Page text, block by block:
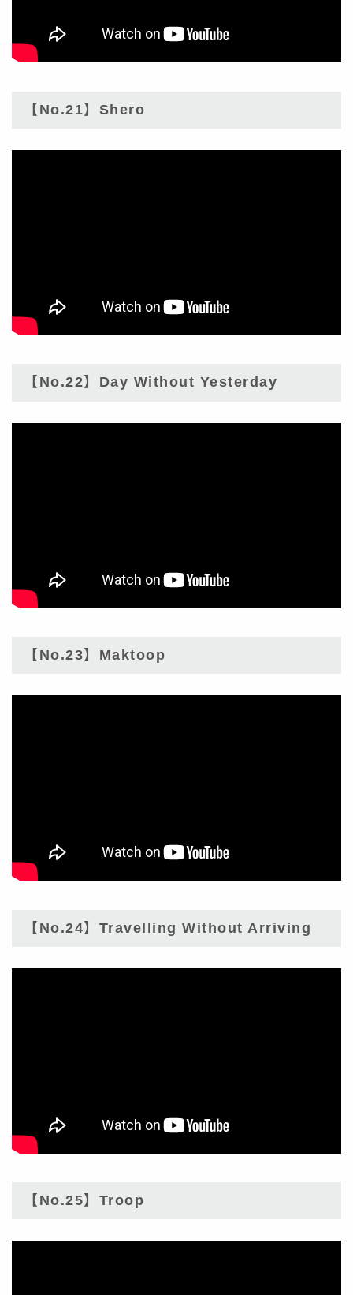
【No.21】Shero
【No.22】Day Without Yesterday
【No.23】Maktoop
【No.24】Travelling Without Arriving
【No.25】Troop